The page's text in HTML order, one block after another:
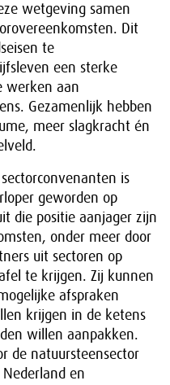
wetgeving samen
Dit
te
een sterke
werken aan
Gezamenlijk hebben
meer slagkracht én
is
geworden op
die positie aanjager zijn
onder meer door
uit sectoren op
te krijgen. Zij kunnen
afspraken
krijgen in de ketens
willen aanpakken.
de natuursteensector
en